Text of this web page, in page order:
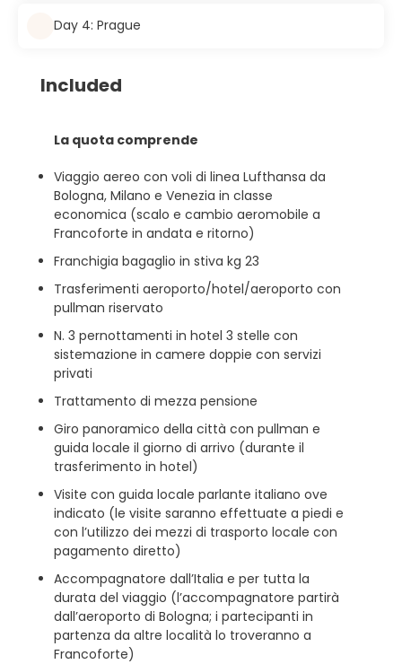
Day 4: Prague
Included
La quota comprende
Viaggio aereo con voli di linea Lufthansa da
Bologna, Milano e Venezia in classe
economica (scalo e cambio aeromobile a
Francoforte in andata e ritorno)
Franchigia bagaglio in stiva kg 23
Trasferimenti aeroporto/hotel/aeroporto con
pullman riservato
N. 3 pernottamenti in hotel 3 stelle con
sistemazione in camere doppie con servizi
privati
Trattamento di mezza pensione
Giro panoramico della città con pullman e
guida locale il giorno di arrivo (durante il
trasferimento in hotel)
Visite con guida locale parlante italiano ove
indicato (le visite saranno effettuate a piedi e
con l’utilizzo dei mezzi di trasporto locale con
pagamento diretto)
Accompagnatore dall’Italia e per tutta la
durata del viaggio (l’accompagnatore partirà
dall’aeroporto di Bologna; i partecipanti in
partenza da altre località lo troveranno a
Francoforte)